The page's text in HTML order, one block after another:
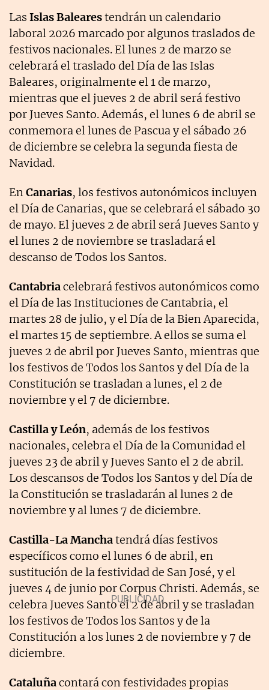
Las Islas Balearestendrán un calendario
laboral 2026 marcado por algunos traslados de
festivos nacionales. El lunes 2 de marzo se
celebrará el traslado del Día de las Islas
Baleares, originalmente el 1 de marzo,
mientras que el jueves 2 de abril será festivo
por Jueves Santo. Además, el lunes 6 de abril se
conmemora el lunes de Pascua y el sábado 26
de diciembre se celebra la segunda fiesta de
Navidad.
EnCanarias, los festivos autonómicos incluyen
el Día de Canarias, que se celebrará el sábado 30
de mayo. El jueves 2 de abril será Jueves Santo y
el lunes 2 de noviembre se trasladará el
descanso de Todos los Santos.
Cantabriacelebrará festivos autonómicos como
el Día de las Instituciones de Cantabria, el
martes 28 de julio, y el Día de la Bien Aparecida,
el martes 15 de septiembre. A ellos se suma el
jueves 2 de abril por Jueves Santo, mientras que
los festivos de Todos los Santos y del Día de la
Constitución se trasladan a lunes, el 2 de
noviembre y el 7 de diciembre.
Castilla y León, además de los festivos
nacionales, celebra el Día de la Comunidad el
jueves 23 de abril y Jueves Santo el 2 de abril.
Los descansos de Todos los Santos y del Día de
la Constitución se trasladarán al lunes 2 de
noviembre y al lunes 7 de diciembre.
Castilla-La Manchatendrá días festivos
específicos como el lunes 6 de abril, en
sustitución de la festividad de San José, y el
jueves 4 de junio por Corpus Christi. Además, se
celebra Jueves Santo el 2 de abril y se trasladan
los festivos de Todos los Santos y de la
Constitución a los lunes 2 de noviembre y 7 de
diciembre.
Cataluñacontará con festividades propias